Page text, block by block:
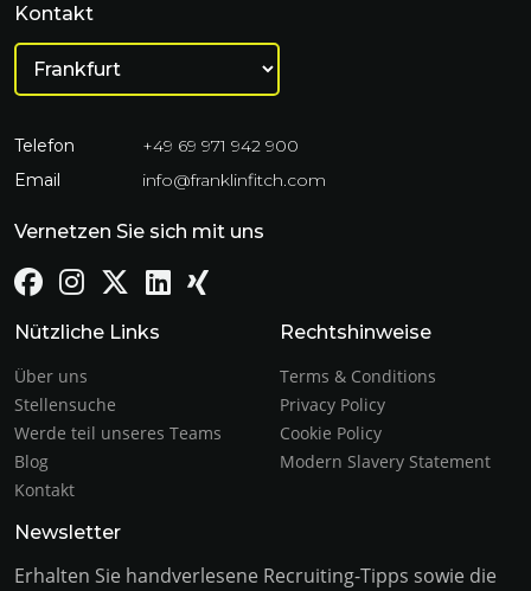
Kontakt
Telefon
+49 69 971 942 900
Email
info@franklinfitch.com
Vernetzen Sie sich mit uns
Nützliche Links
Über uns
Stellensuche
Werde teil unseres Teams
Blog
Kontakt
Rechtshinweise
Terms & Conditions
Privacy Policy
Cookie Policy
Modern Slavery Statement
Newsletter
Erhalten Sie handverlesene Recruiting-Tipps sowie die